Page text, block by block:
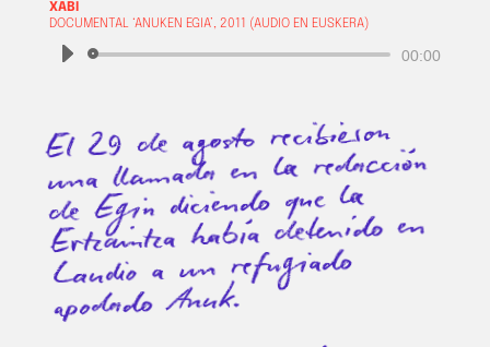
XABI
DOCUMENTAL ‘ANUKEN EGIA’, 2011 (AUDIO EN EUSKERA)
Reproductor
00:00
El 29 de agosto recibieron
una llamada en la redacción
de Egin diciendo que la
Ertzaintza había detenido en
Laudio a un refugiado
apodadoAnuk.